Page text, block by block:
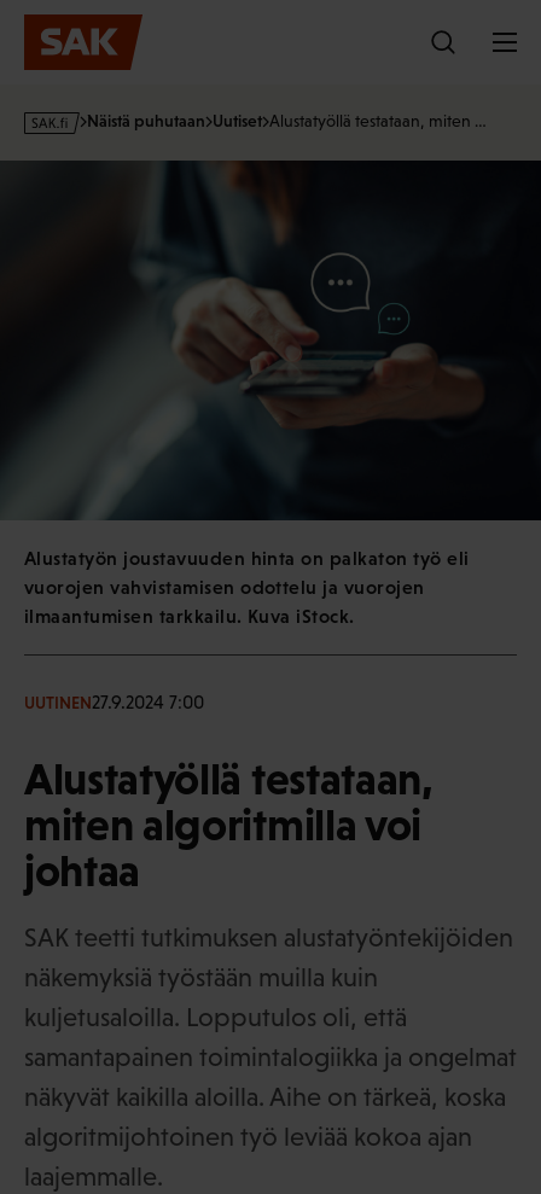
Hyppää
sisältöön
s
Näistä puhutaan Uutiset Alustatyöllä testataan, miten …
Alustatyön joustavuuden hinta on palkaton työ eli
vuorojen vahvistamisen odottelu ja vuorojen
ilmaantumisen tarkkailu. Kuva iStock.
UUTINEN27.9.2024 7:00
Alustatyöllä testataan,
miten algoritmilla voi
johtaa
SAK teetti tutkimuksen alustatyöntekijöiden
näkemyksiä työstään muilla kuin
kuljetusaloilla. Lopputulos oli, että
samantapainen toimintalogiikka ja ongelmat
näkyvät kaikilla aloilla. Aihe on tärkeä, koska
algoritmijohtoinen työ leviää kokoa ajan
laajemmalle.